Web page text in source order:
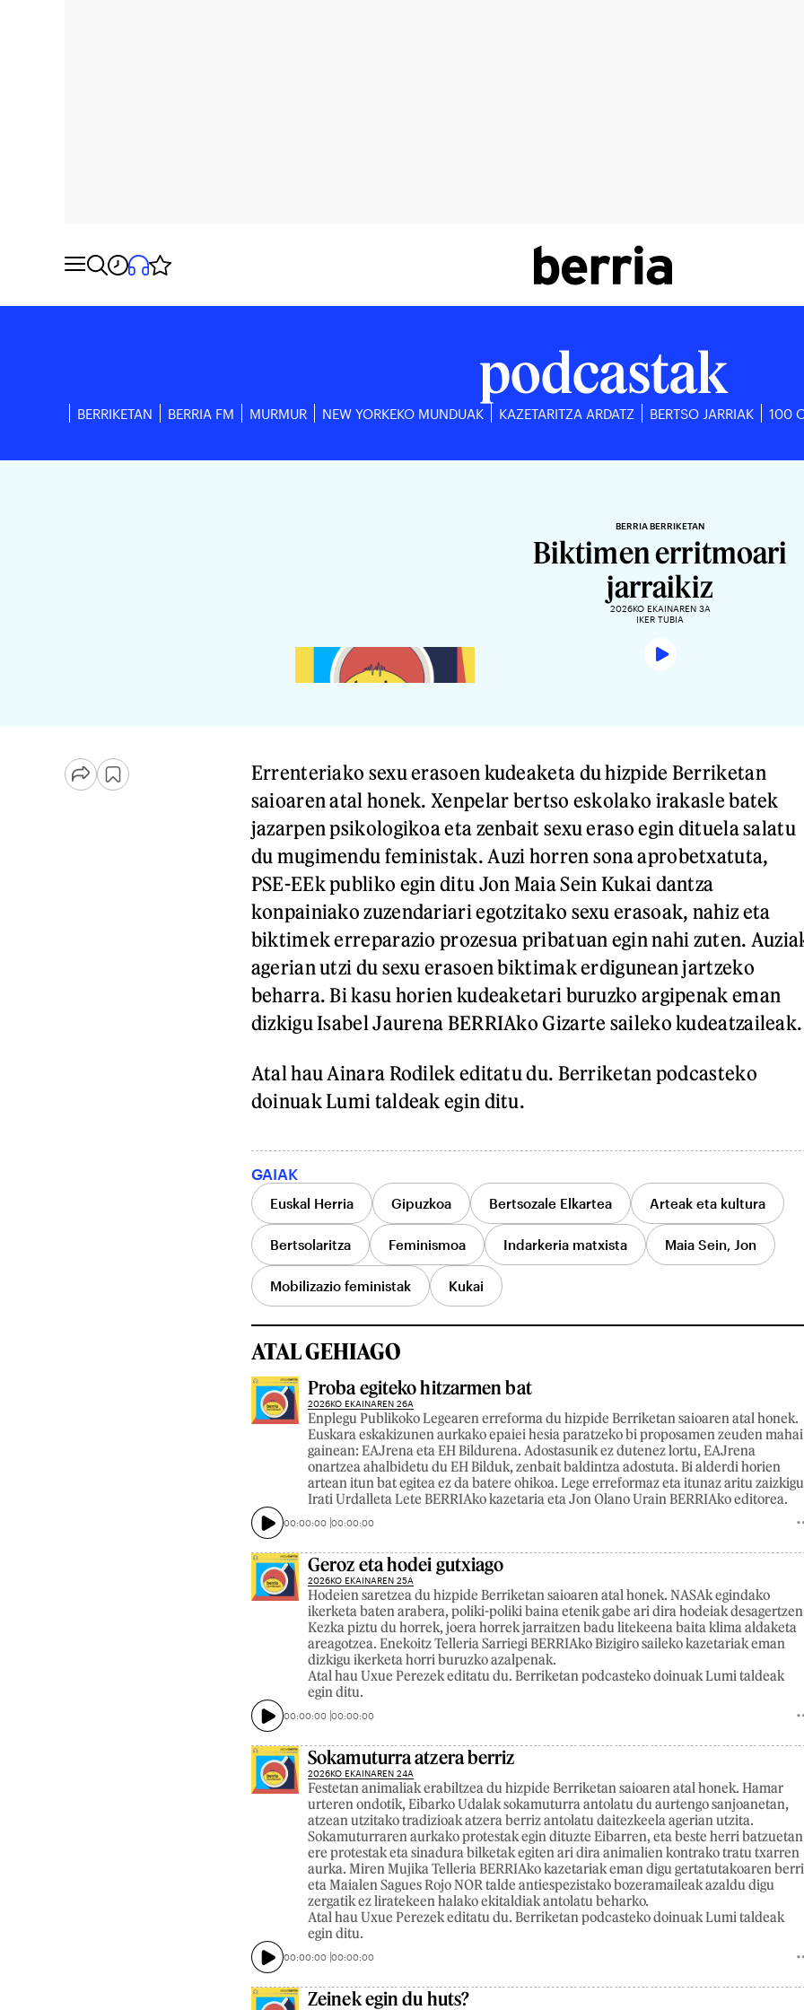
podcastak
BERRIKETAN BERRIA FM MURMUR NEW YORKEKO MUNDUAK KAZETARITZA ARDATZ BERTSO JARRIAK 100
BERRIA BERRIKETAN
Biktimen erritmoari
jarraikiz
2026KO EKAINAREN 3A
IKER TUBIA
Errenteriako sexu erasoen kudeaketa du hizpide Berriketan
saioaren atal honek. Xenpelar bertso eskolako irakasle batek
jazarpen psikologikoa eta zenbait sexu eraso egin dituela salatu
du mugimendu feministak. Auzi horren sona aprobetxatuta,
PSE-EEk publiko egin ditu Jon Maia Sein Kukai dantza
konpainiako zuzendariari egotzitako sexu erasoak, nahiz eta
biktimek erreparazio prozesua pribatuan egin nahi zuten.
agerian utzi du sexu erasoen biktimak erdigunean jartzeko
beharra. Bi kasu horien kudeaketari buruzko argipenak eman
dizkigu Isabel Jaurena BERRIAko Gizarte saileko kudeatzaileak.
Atal hau Ainara Rodilek editatu du. Berriketan podcasteko
doinuak Lumi taldeak egin ditu.
GAIAK
Euskal Herria Gipuzkoa Bertsozale Elkartea Arteak eta kultura
Bertsolaritza Feminismoa Indarkeria matxista Maia Sein, Jon
Mobilizazio feministak Kukai
ATAL GEHIAGO
Proba egiteko hitzarmen bat
2026KO EKAINAREN 26A
Enplegu Publikoko Legearen erreforma du hizpide Berriketan saioaren atal honek.
Euskara eskakizunen aurkako epaiei hesia paratzeko bi proposamen zeuden mahai
gainean: EAJrena eta EH Bildurena. Adostasunik ez dutenez lortu, EAJrena
onartzea ahalbidetu du EH Bilduk, zenbait baldintza adostuta. Bi alderdi horien
artean itun bat egitea ez da batere ohikoa. Lege erreformaz eta itunaz aritu zaizkigu
Irati Urdalleta Lete BERRIAko kazetaria eta Jon Olano Urain BERRIAko editorea.
00:00:00 00:00:00
Geroz eta hodei gutxiago
2026KO EKAINAREN 25A
Hodeien saretzea du hizpide Berriketan saioaren atal honek. NASAk egindako
ikerketa baten arabera, poliki-poliki baina etenik gabe ari dira hodeiak
Kezka piztu du horrek, joera horrek jarraitzen badu litekeena baita klima aldaketa
areagotzea. Enekoitz Telleria Sarriegi BERRIAko Bizigiro saileko kazetariak eman
dizkigu ikerketa horri buruzko azalpenak.
Atal hau Uxue Perezek editatu du. Berriketan podcasteko doinuak Lumi taldeak
egin ditu.
00:00:00 00:00:00
Sokamuturra atzera berriz
2026KO EKAINAREN 24A
Festetan animaliak erabiltzea du hizpide Berriketan saioaren atal honek. Hamar
urteren ondotik, Eibarko Udalak sokamuturra antolatu du aurtengo sanjoanetan,
atzean utzitako tradizioak atzera berriz antolatu daitezkeela agerian utzita.
Sokamuturraren aurkako protestak egin dituzte Eibarren, eta beste herri batzuetan
ere protestak eta sinadura bilketak egiten ari dira animalien kontrako tratu txarren
aurka. Miren Mujika Telleria BERRIAko kazetariak eman digu gertatutakoaren
eta Maialen Sagues Rojo NOR talde antiespezistako bozeramaileak azaldu digu
zergatik ez liratekeen halako ekitaldiak antolatu beharko.
Atal hau Uxue Perezek editatu du. Berriketan podcasteko doinuak Lumi taldeak
egin ditu.
00:00:00 00:00:00
Zeinek egin du huts?